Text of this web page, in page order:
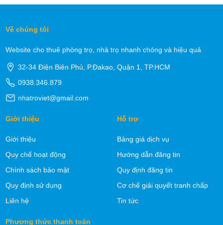
Về chúng tôi
Website cho thuê phòng trọ, nhà trọ nhanh chóng và hiệu quả
32-34 Điện Biên Phủ, P.Đakao, Quận 1, TP.HCM
0938.346.879
nhatroviet@gmail.com
Giới thiệu
Giới thiệu
Quy chế hoạt động
Chính sách bảo mật
Quy định sử dụng
Liên hệ
Hỗ trợ
Bảng giá dịch vụ
Hướng dẫn đăng tin
Quy định đăng tin
Cơ chế giải quyết tranh chấp
Tin tức
Phương thức thanh toán